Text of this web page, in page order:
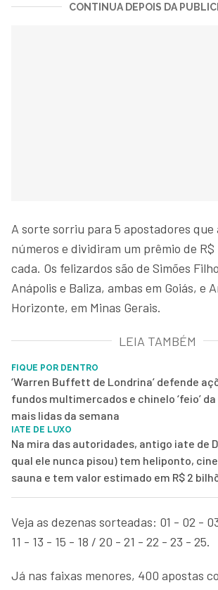
CONTINUA DEPOIS DA
A sorte sorriu para 5 apostadores que
números e dividiram um prêmio de R$
cada. Os felizardos são de Simões
Anápolis e Baliza, ambas em Goiás, e
Horizonte, em Minas Gerais.
LEIA TAMBÉM
FIQUE POR DENTRO
‘Warren Buffett de Londrina’ defende
fundos multimercados e chinelo ‘feio’
mais lidas da semana
IATE DE LUXO
Na mira das autoridades, antigo iate de
qual ele nunca pisou) tem heliponto,
sauna e tem valor estimado em R$ 2
Veja as dezenas sorteadas: 01 - 02 -
11 - 13 - 15 - 18 / 20 - 21 - 22 - 23 - 25.
Já nas faixas menores, 400 apostas